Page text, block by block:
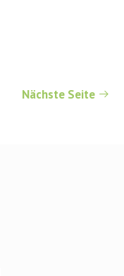
Nächste Seite